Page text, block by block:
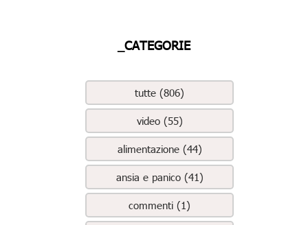
_CATEGORIE
tutte (806)
video (55)
alimentazione (44)
ansia e panico (41)
commenti (1)